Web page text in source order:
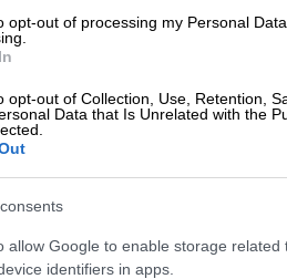
opt-out of processing my Personal
opt-out of Collection, Use, Retention,
Data that Is Unrelated with the
allow Google to enable storage
identifiers in apps.